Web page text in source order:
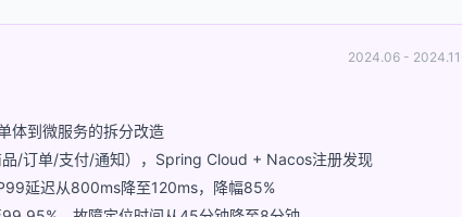
2024.06 - 2024.11
体到微服务的拆分改造
/订单/支付/通知），Spring Cloud + Nacos注册发现
延迟从800ms降至120ms，降幅85%